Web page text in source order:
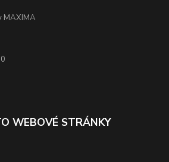
MAXIMA
WEBOVÉ STRÁNKY